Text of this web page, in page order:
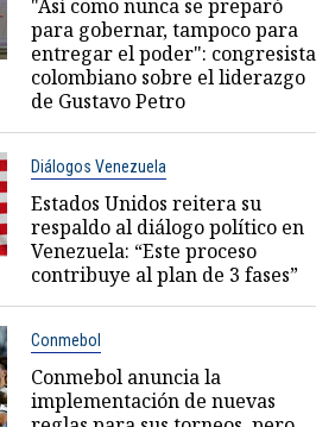
"Así como nunca se preparó
para gobernar, tampoco para
entregar el poder": congresista
colombiano sobre el liderazgo
de Gustavo Petro
Diálogos Venezuela
Estados Unidos reitera su
respaldo al diálogo político en
Venezuela: “Este proceso
contribuye al plan de 3 fases”
Conmebol
Conmebol anuncia la
implementación de nuevas